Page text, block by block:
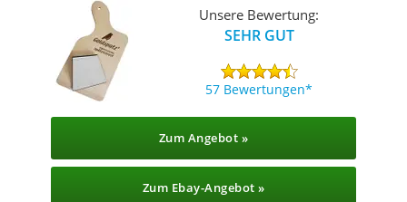
Unsere Bewertung:
SEHR GUT
57 Bewertungen
Zum Angebot »
Zum Ebay-Angebot »